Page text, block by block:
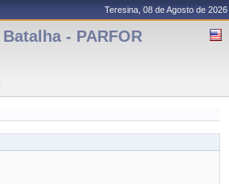
Teresina, 08 de Agosto de 2026
- PARFOR